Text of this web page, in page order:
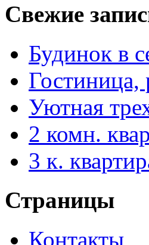
Свежие
Будинок в
Уютная
2 комн.
3 к.
Страницы
Контакты